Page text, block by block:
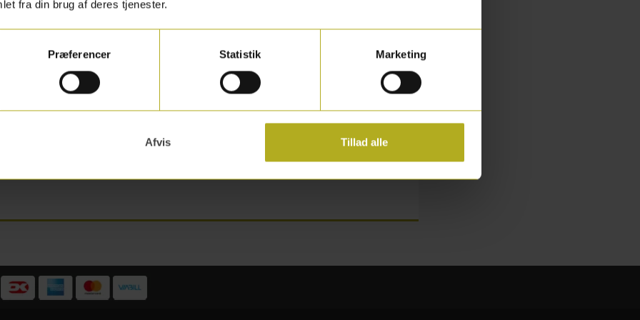
fra din brug af deres tjenester.
Præferencer Statistik Marketing
Afvis Tillad alle
dine planter hver dag?
vandingssystem.
skæres der hul til planternes rødder i bunden af plantesækken, så